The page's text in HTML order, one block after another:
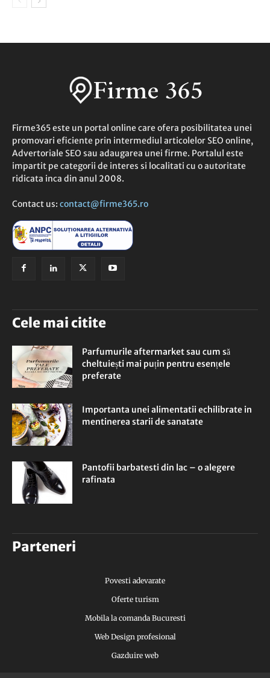
Firme365 este un portal online care ofera posibilitatea unei
promovari eficiente prin intermediul articolelor SEO online,
Advertoriale SEO sau adaugarea unei firme. Portalul este
impartit pe categorii de interes si localitati cu o autoritate
ridicata inca din anul 2008.
Contact us: contact@firme365.ro
Cele mai citite
Parfumurile aftermarket sau cum să
cheltuiești mai puțin pentru esențele
preferate
Importanta unei alimentatii echilibrate in
mentinerea starii de sanatate
Pantofii barbatesti din lac – o alegere
rafinata
Parteneri
Povesti adevarate
Oferte turism
Mobila la comanda Bucuresti
Web Design profesional
Gazduire web